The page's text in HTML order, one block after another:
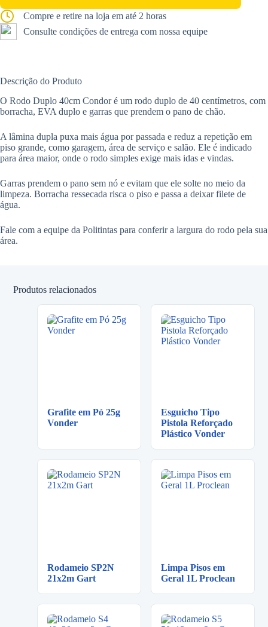
Compre e retire na loja em até 2 horas
Consulte condições de entrega com nossa equipe
Descrição do Produto
O Rodo Duplo 40cm Condor é um rodo duplo de 40 centímetros, com
borracha, EVA duplo e garras que prendem o pano de chão.
A lâmina dupla puxa mais água por passada e reduz a repetição em
piso grande, como garagem, área de serviço e salão. Ele é indicado
para área maior, onde o rodo simples exige mais idas e vindas.
Garras prendem o pano sem nó e evitam que ele solte no meio da
limpeza. Borracha ressecada risca o piso e passa a deixar filete de
água.
Fale com a equipe da Politintas para conferir a largura do rodo pela sua
área.
Produtos relacionados
Grafite em Pó 25g
Vonder
Esguicho Tipo
Pistola Reforçado
Plástico Vonder
Rodameio SP2N
21x2m Gart
Limpa Pisos em
Geral 1L Proclean